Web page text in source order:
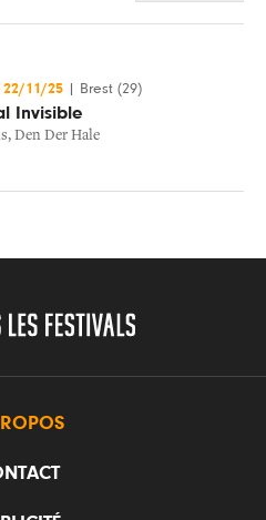
22/11/25 Brest (29)
Invisible
, Den Der Hale